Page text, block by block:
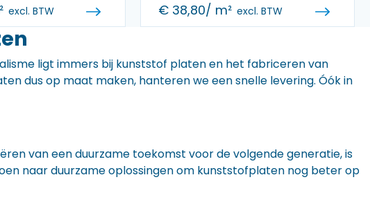
excl. BTW € 38,80/ m² excl. BTW
ligt immers bij kunststof platen en het fabriceren van
dus op maat maken, hanteren we een snelle levering. Óók in
van een duurzame toekomst voor de volgende generatie, is
naar duurzame oplossingen om kunststofplaten nog beter op